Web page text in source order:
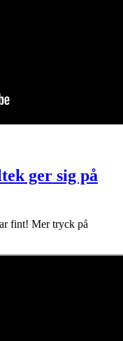
ger sig på
fint! Mer tryck på